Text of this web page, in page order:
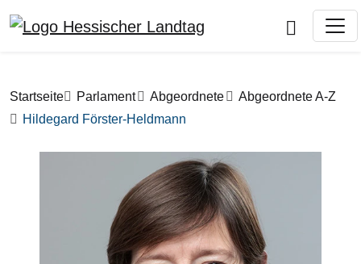
Pfadnavigation
Startseite Parlament Abgeordnete
Abgeordnete A-Z
Hildegard Förster-Heldmann